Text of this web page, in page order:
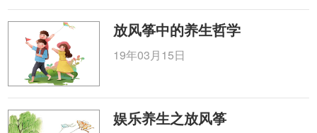
放风筝中的养生哲学
19年03月15日
娱乐养生之放风筝